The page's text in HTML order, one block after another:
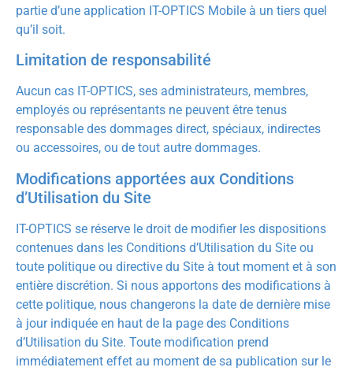
partie d’une application IT-OPTICS Mobile à un tiers quel
qu’il soit.
Limitation de responsabilité
Aucun cas IT-OPTICS, ses administrateurs, membres,
employés ou représentants ne peuvent être tenus
responsable des dommages direct, spéciaux, indirectes
ou accessoires, ou de tout autre dommages.
Modifications apportées aux Conditions
d’Utilisation du Site
IT-OPTICS se réserve le droit de modifier les dispositions
contenues dans les Conditions d’Utilisation du Site ou
toute politique ou directive du Site à tout moment et à son
entière discrétion. Si nous apportons des modifications à
cette politique, nous changerons la date de dernière mise
à jour indiquée en haut de la page des Conditions
d’Utilisation du Site. Toute modification prend
immédiatement effet au moment de sa publication sur le